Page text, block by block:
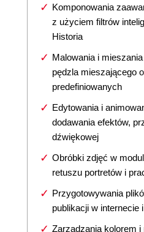
Komponowania
z użyciem filtrów
Historia
Malowania i
pędzla mieszającego
predefiniowanych
Edytowania i
dodawania efektów,
dźwiękowej
Obróbki zdjęć w
retuszu portretów i
Przygotowywania
publikacji w internecie
Zarządzania kolorem